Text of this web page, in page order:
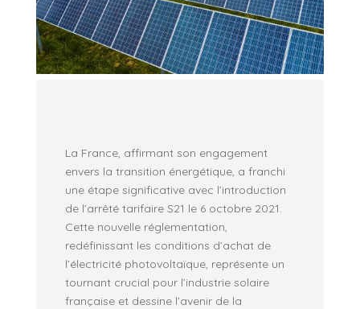
La France, affirmant son engagement
envers la transition énergétique, a franchi
une étape significative avec l’introduction
de l’arrêté tarifaire S21 le 6 octobre 2021.
Cette nouvelle réglementation,
redéfinissant les conditions d’achat de
l’électricité photovoltaïque, représente un
tournant crucial pour l’industrie solaire
française et dessine l’avenir de la